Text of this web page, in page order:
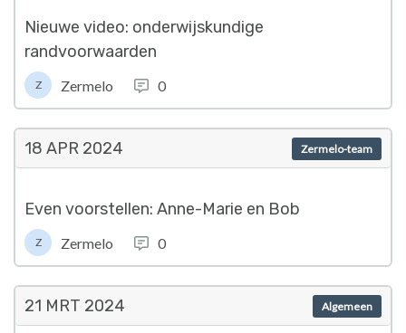
Nieuwe video: onderwijskundige
randvoorwaarden
Z Zermelo 0
18 APR 2024
Even voorstellen: Anne-Marie en Bob
Z Zermelo 0
Zermelo-team
21 MRT 2024 Algemeen